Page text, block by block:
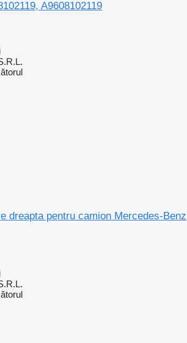
A9608102119
dreapta pentru camion Mercedes-Benz